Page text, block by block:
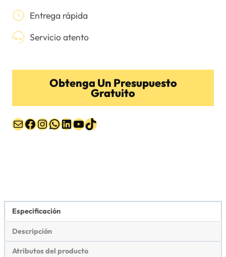
Entrega rápida
Servicio atento
Obtenga Un Presupuesto
Gratuito
Correo electrónico
Facebook
Instagram
WhatsApp
LinkedIn
YouTube
TikTok
Especificación
Descripción
Atributos del producto